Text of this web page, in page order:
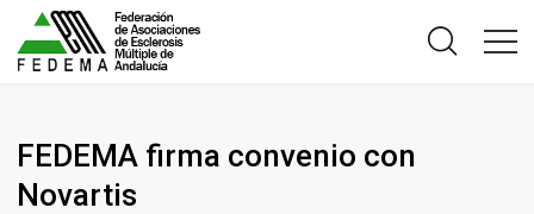
FEDEMA firma convenio con
Novartis